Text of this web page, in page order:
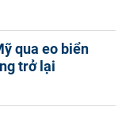
qua eo biển
trở lại